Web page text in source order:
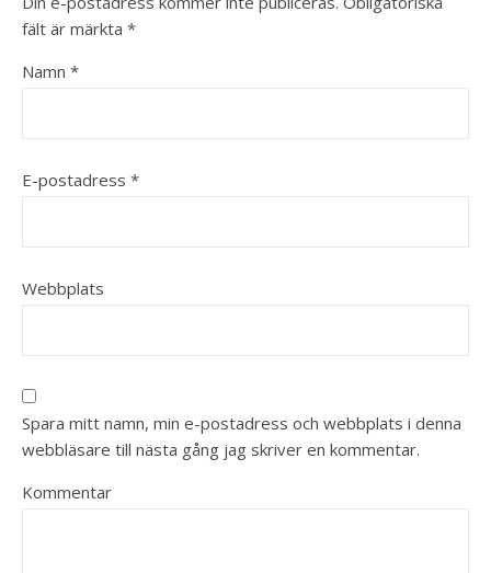
fält är märkta *
Namn *
E-postadress *
Webbplats
Spara mitt namn, min e-postadress och webbplats i denna
webbläsare till nästa gång jag skriver en kommentar.
Kommentar